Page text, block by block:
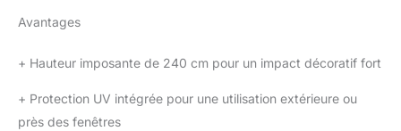
Avantages
+ Hauteur imposante de 240 cm pour un impact décoratif fort
+ Protection UV intégrée pour une utilisation extérieure ou
près des fenêtres